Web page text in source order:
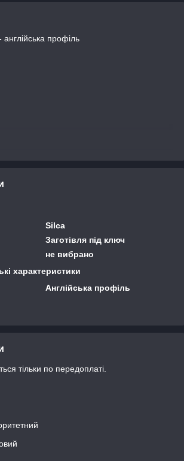
англійська профіль
Silca
Заготівля під ключ
не вибрано
характеристики
Англійська профіль
тільки по передоплаті.